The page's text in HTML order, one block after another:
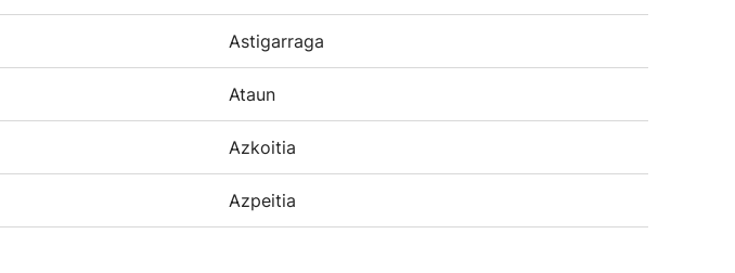
Astigarraga
Ataun
Azkoitia
Azpeitia